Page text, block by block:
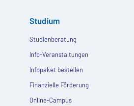
Studium
Studienberatung
Info-Veranstaltungen
Infopaket bestellen
Finanzielle Förderung
Online-Campus